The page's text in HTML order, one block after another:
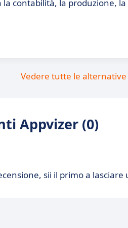
contabilità, la produzione, la
Vedere tutte le alternative
Appvizer (0)
sii il primo a lasciare